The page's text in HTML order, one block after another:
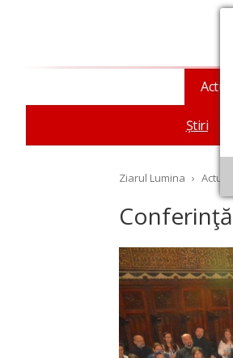
Știri
Ziarul Lumina ›
Octombrie